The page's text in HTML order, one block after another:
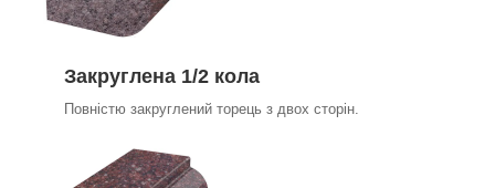
Закруглена 1/2 кола
Повністю закруглений торець з двох сторін.